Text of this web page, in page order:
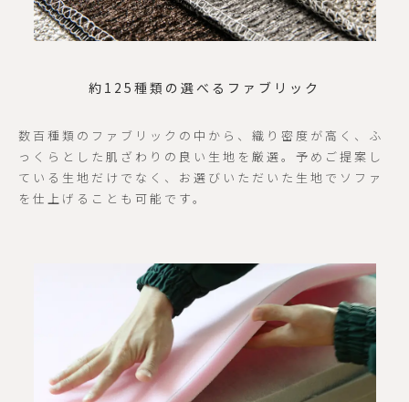
約125種類の選べるファブリック
数百種類のファブリックの中から、織り密度が高く、ふ
っくらとした肌ざわりの良い生地を厳選。予めご提案し
ている生地だけでなく、お選びいただいた生地でソファ
を仕上げることも可能です。